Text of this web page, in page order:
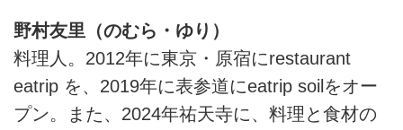
野村友里（のむら・ゆり）
料理人。2012年に東京・原宿にrestaurant
eatrip を、2019年に表参道にeatrip soilをオー
プン。また、2024年祐天寺に、料理と食材の